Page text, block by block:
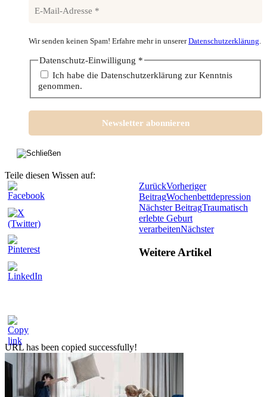
Wir senden keinen Spam! Erfahre mehr in unsererDatenschutzerklärung
Datenschutz-Einwilligung *
Ich habe die Datenschutzerklärung zur Kenntnis
genommen.
Teile diesen Wissen auf:
URL has been copied successfully!
ZurückVorheriger
BeitragWochenbettdepression
Nächster BeitragTraumatisch
erlebte Geburt
verarbeitenNächster
Weitere Artikel